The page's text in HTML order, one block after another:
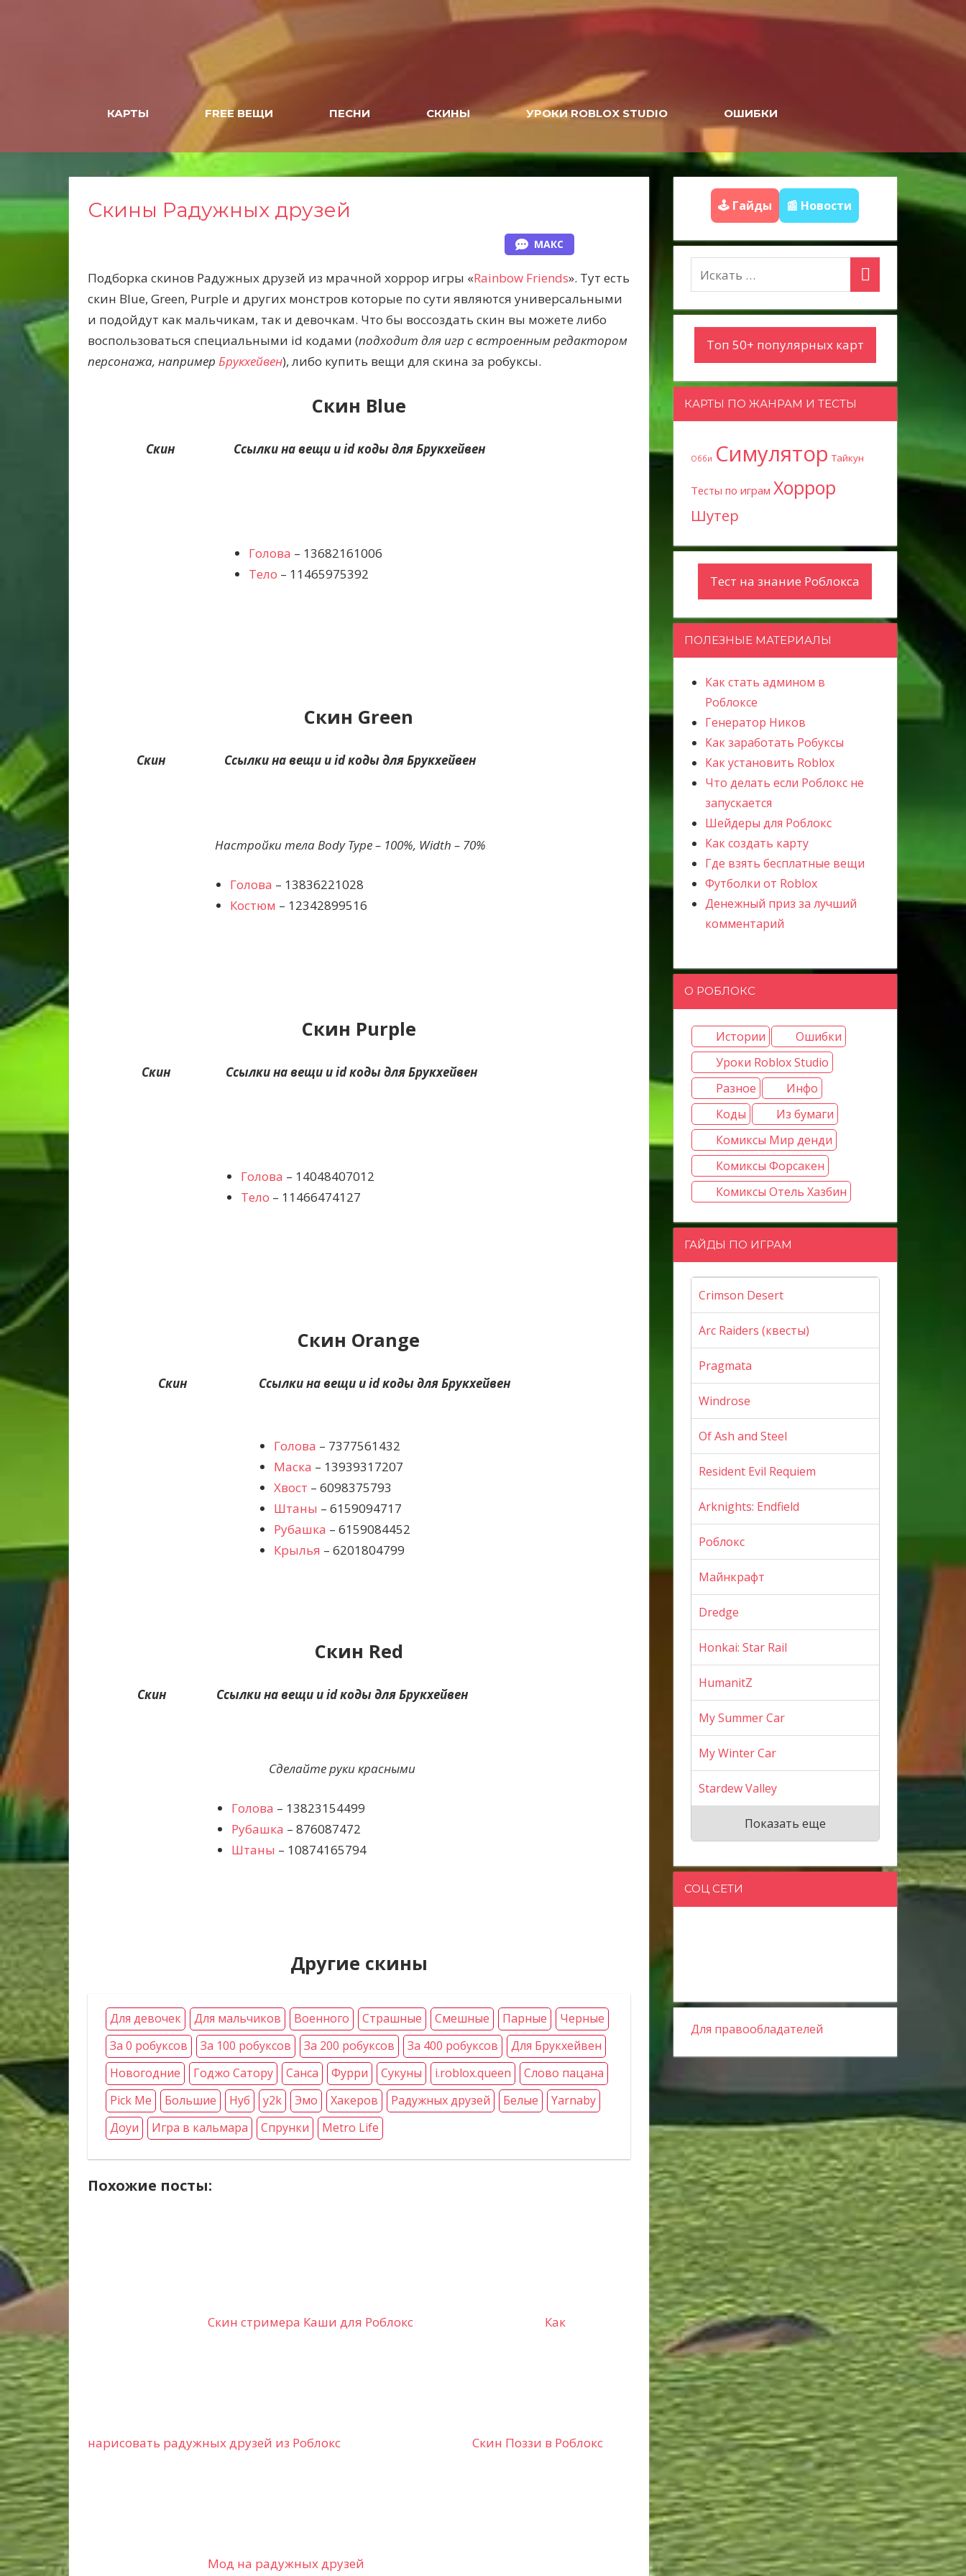
КАРТЫ FREE ВЕЩИ ПЕСНИ СКИНЫ УРОКИ ROBLOX STUDIO ОШИБКИ
Скины Радужных друзей
МАКС
Подборка скинов Радужных друзей из мрачной хоррор игры «Rainbow Friends». Тут есть
скин Blue, Green, Purple и других монстров которые по сути являются универсальными
и подойдут как мальчикам, так и девочкам. Что бы воссоздать скин вы можете либо
воспользоваться специальными id кодами (подходит для игр с встроенным редактором
персонажа, например Брукхейвен), либо купить вещи для скина за робуксы.
Скин Blue
Скин Ссылки на вещи и id коды для Брукхейвен
Голова – 13682161006
Тело – 11465975392
Скин Green
Скин Ссылки на вещи и id коды для Брукхейвен
Настройки тела Body Type – 100%, Width – 70%
Голова – 13836221028
Костюм – 12342899516
Скин Purple
Скин Ссылки на вещи и id коды для Брукхейвен
Голова – 14048407012
Тело – 11466474127
Скин Orange
Скин Ссылки на вещи и id коды для Брукхейвен
Голова – 7377561432
Маска – 13939317207
Хвост – 6098375793
Штаны – 6159094717
Рубашка – 6159084452
Крылья – 6201804799
Скин Red
Скин Ссылки на вещи и id коды для Брукхейвен
Сделайте руки красными
Голова – 13823154499
Рубашка – 876087472
Штаны – 10874165794
Другие скины
Для девочек Для мальчиков Военного Страшные Смешные Парные
Черные
За 0 робуксов
За 100 робуксов За 200 робуксов За 400 робуксов
Для Брукхейвен
Новогодние
Годжо Сатору Санса Фурри Сукуны i.roblox.queen
Слово пацана
Pick Me
Большие Нуб y2k Эмо Хакеров Радужных друзей Белые
Yarnaby
Доуи
Игра в кальмара Спрунки Metro Life
Похожие посты:
Скин стримера Каши для Роблокс Как
нарисовать радужных друзей из Роблокс Скин Поззи в Роблокс
Мод на радужных друзей
🕹️ Гайды 📰 Новости
Топ 50+ популярных карт
КАРТЫ ПО ЖАНРАМ И ТЕСТЫ
Обби Симулятор Тайкун
Тесты по играм Хоррор
Шутер
Тест на знание Роблокса
ПОЛЕЗНЫЕ МАТЕРИАЛЫ
Как стать админом в
Роблоксе
Генератор Ников
Как заработать Робуксы
Как установить Roblox
Что делать если Роблокс не
запускается
Шейдеры для Роблокс
Как создать карту
Где взять бесплатные вещи
Футболки от Roblox
Денежный приз за лучший
комментарий
О РОБЛОКС
Истории
Ошибки
Уроки Roblox Studio
Разное
Инфо
Коды
Из бумаги
Комиксы Мир денди
Комиксы Форсакен
Комиксы Отель Хазбин
ГАЙДЫ ПО ИГРАМ
Crimson Desert
Arc Raiders (квесты)
Pragmata
Windrose
Of Ash and Steel
Resident Evil Requiem
Arknights: Endfield
Роблокс
Майнкрафт
Dredge
Honkai: Star Rail
HumanitZ
My Summer Car
My Winter Car
Stardew Valley
Показать еще
СОЦ СЕТИ
Для правообладателей